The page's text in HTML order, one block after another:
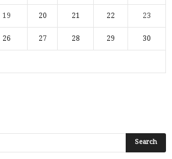
19 20 21 22 23
26 27 28 29 30